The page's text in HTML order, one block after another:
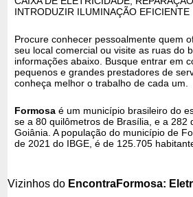
INTRODUZIR ILUMINAÇÃO EFICIENTE
Procure conhecer pessoalmente quem
seu local comercial ou visite as ruas do
informações abaixo. Busque entrar em
pequenos e grandes prestadores de
conheça melhor o trabalho de cada um.
Formosa é um município brasileiro do
se a 80 quilômetros de Brasília, e a 282
Goiânia. A população do município de
de 2021 do IBGE, é de 125.705
Vizinhos do EncontraFormosa: